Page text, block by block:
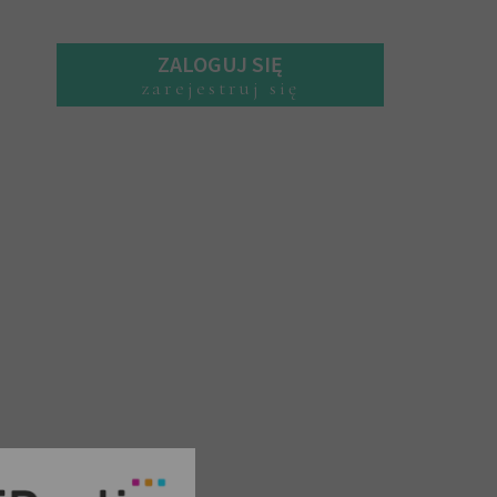
ZALOGUJ SIĘ
zarejestruj się